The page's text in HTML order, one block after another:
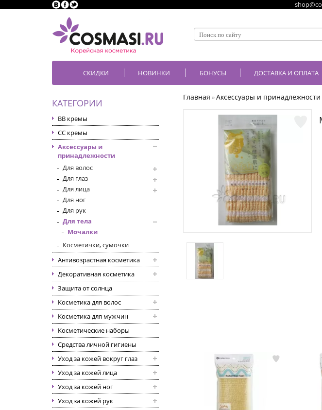
СКИДКИ НОВИНКИ БОНУСЫ ДОСТАВКА И ОПЛАТА
КАТЕГОРИИ
BB кремы
CC кремы
Аксессуары и
принадлежности
Для волос
Для глаз
Для лица
Для ног
Для рук
Для тела
Мочалки
Косметички, сумочки
Антивозрастная косметика
Декоративная косметика
Защита от солнца
Косметика для волос
Косметика для мужчин
Косметические наборы
Средства личной гигиены
Уход за кожей вокруг глаз
Уход за кожей лица
Уход за кожей ног
Уход за кожей рук
Главная »Аксессуары и принадлежности